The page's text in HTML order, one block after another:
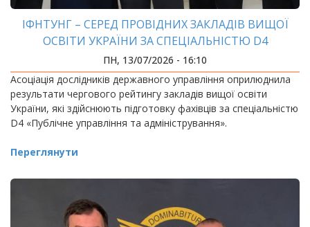
ІФНТУНГ – СЕРЕД ПРОВІДНИХ ЗАКЛАДІВ ВИЩОЇ
ОСВІТИ УКРАЇНИ ЗА СПЕЦІАЛЬНІСТЮ D4
«ПУБЛІЧНЕ УПРАВЛІННЯ ТА АДМІНІСТРУВАННЯ»
ПН, 13/07/2026 - 16:10
Асоціація дослідників державного управління оприлюднила
результати чергового рейтингу закладів вищої освіти
України, які здійснюють підготовку фахівців за спеціальністю
D4 «Публічне управління та адміністрування».
Переглянути